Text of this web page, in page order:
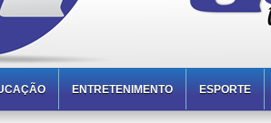
ENTRETENIMENTO ESPORTE